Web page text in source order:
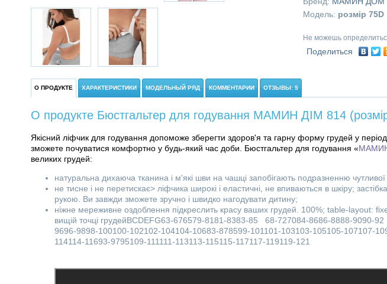
Модель: розмір 75D
Не можешь
Поделиться
О ПРОДУКТЕ ХАРАКТЕРИСТИКИ МОДЕЛЬНЫЙ РЯД КОММЕНТАРИИ ОТЗЫВЫ: 5
О продукте Бюстгальтер для годування МАМИН ДІМ 814
Якісний ліфчик для годування допоможе зберегти здоров'я та гарну форму грудей у ​​період
зможете почуватися комфортно у будь-який час доби. Бюстгальтер для годування «
великих грудей:
натуральна дихаюча тканина і м'які шви на чашці запобігають подразненню чутливої
не тисне і не перетискає> ліфчика широкі і еластичні, не впиваються в шкіру;
рукою. Ви завжди зможете зручно і швидко нагодувати дитину;
ніжне мереживне оздоблення підкреслить красу ваших грудей. 100%; table-layout:
вищій точці грудейBCDEFG63-676579-8181-8383-85 68-727084-8686-8888-9090-
9696-9898-100100-102102-104104-10683-878599-101101-103103-105105-107107-
114114-11693-9795109-111111-113113-115115-117117-119119-121